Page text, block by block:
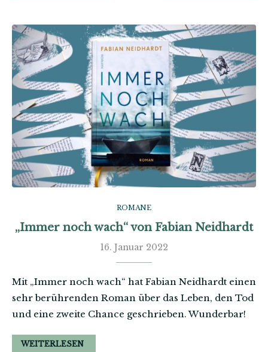
ROMANE
„Immer noch wach“ von Fabian Neidhardt
16. Januar 2022
Mit „Immer noch wach“ hat Fabian Neidhardt einen
sehr berührenden Roman über das Leben, den Tod
und eine zweite Chance geschrieben. Wunderbar!
WEITERLESEN